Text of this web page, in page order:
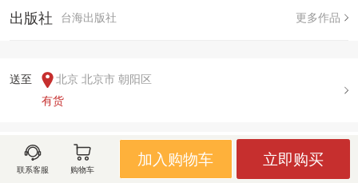
出版社 台海出版社 更多作品
送至
北京 北京市 朝阳区
有货
用户评论(
联系客服 购物车
加入购物车 立即购买